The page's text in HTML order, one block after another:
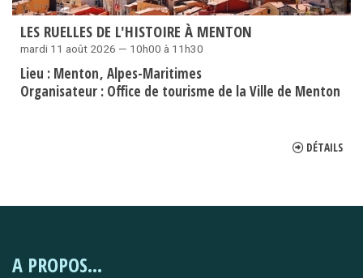
LES RUELLES DE L'HISTOIRE À MENTON
mardi 11 août 2026 — 10h00 à 11h30
Lieu : Menton Alpes-Maritimes
Organisateur : Office de tourisme de la Ville de Menton
DÉTAILS
A PROPOS...